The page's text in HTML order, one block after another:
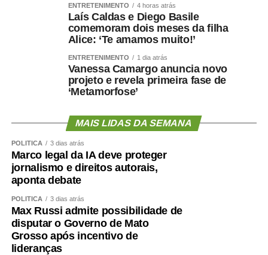
como decidiram fazê-las.”
Nota na íntegra:
Política se faz com responsabilidade, compromisso,
seriedade e, sobretudo, palavra. Infelizmente, o senador
Wellington Fagundes e o Partido Liberal de Mato Grosso
significado desses princípios – o que só contribui para
apodrecer a boa política.
Aceitei o convite para integrar, como candidato a vice-
governador, a chapa liderada pelo senador Wellington
Fagundes. A decisão não foi fruto de uma conversa
informal ou de uma possibilidade lançada ao acaso. Foi
uma escolha política apresentada, construída e
formalizada dentro do processo partidário, inclusive com
a realização da convenção.
ENTRETENIMENTO 4 horas atrás
Laís Caldas e Diego Basile
comemoram dois meses da filha
Alice: ‘Te amamos muito!’
ENTRETENIMENTO 1 dia atrás
Vanessa Camargo anuncia novo
projeto e revela primeira fase de
‘Metamorfose’
MAIS LIDAS DA SEMANA
POLÍTICA 3 dias atrás
Marco legal da IA deve proteger
jornalismo e direitos autorais,
aponta debate
POLÍTICA 3 dias atrás
Max Russi admite possibilidade de
disputar o Governo de Mato
Grosso após incentivo de
lideranças